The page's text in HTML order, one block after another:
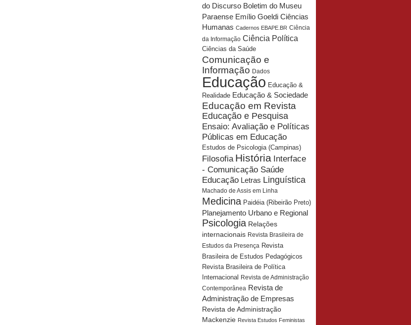
do Discurso Boletim do Museu
Paraense Emílio Goeldi Ciências
Humanas Cadernos EBAPE.BR Ciência
da Informação Ciência Política
Ciências da Saúde
Comunicação e
Informação Dados
Educação Educação &
Realidade Educação & Sociedade
Educação em Revista
Educação e Pesquisa
Ensaio: Avaliação e Políticas
Públicas em Educação
Estudos de Psicologia (Campinas)
Filosofia História Interface
- Comunicação Saúde
Educação Letras Linguística
Machado de Assis em Linha
Medicina Paidéia (Ribeirão Preto)
Planejamento Urbano e Regional
Psicologia Relações
internacionais Revista Brasileira de
Estudos da Presença Revista
Brasileira de Estudos Pedagógicos
Revista Brasileira de Política
Internacional Revista de Administração
Contemporânea Revista de
Administração de Empresas
Revista de Administração
Mackenzie Revista Estudos Feministas